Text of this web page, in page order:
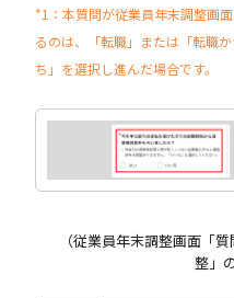
*1：本質問が従業員年末調整画
るのは、「転職」または「転職
ち」を選択し進んだ場合です。
（従業員年末調整画面「
整」